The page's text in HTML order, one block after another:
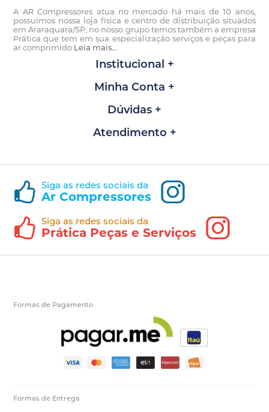
A AR Compressores atua no mercado há mais de 10 anos,
possuímos nossa loja física e centro de distribuição situados
em Araraquara/SP, no nosso grupo temos também a empresa
Prática que tem em sua especialização serviços e peças para
ar comprimido Leia mais...
Institucional
Minha Conta
Dúvidas
Atendimento
Siga as redes sociais da
Ar Compressores
Siga as redes sociais da
Prática Peças e Serviços
Formas de Pagamento
Formas de Entrega